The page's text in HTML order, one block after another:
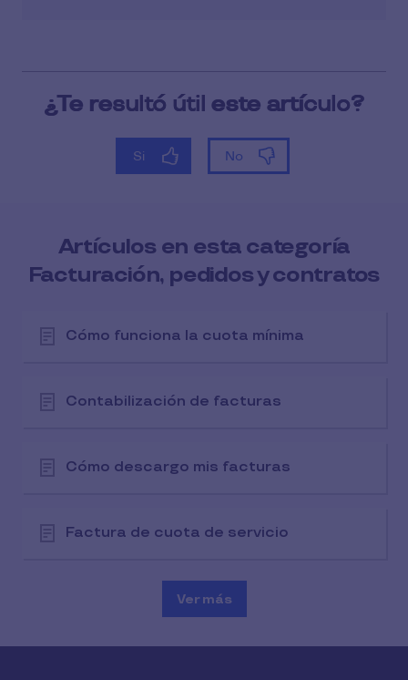
Artículos en esta categoría
Facturación, pedidos y contratos
Cómo funciona la cuota mínima
Contabilización de facturas
Cómo descargo mis facturas
Factura de cuota de servicio
Ver más